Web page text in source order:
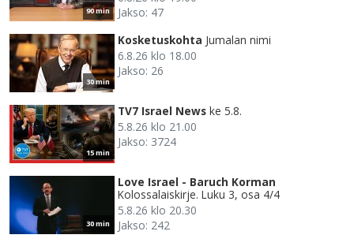
90 min
Jakso: 47
30 min
Kosketuskohta Jumalan nimi
6.8.26 klo 18.00
Jakso: 26
15 min
TV7 Israel News ke 5.8.
5.8.26 klo 21.00
Jakso: 3724
30 min
Love Israel - Baruch Korman
Kolossalaiskirje. Luku 3, osa 4/4
5.8.26 klo 20.30
Jakso: 242